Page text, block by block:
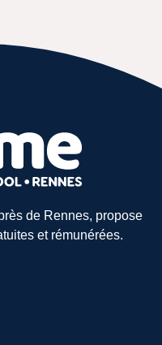
de Rennes, propose
et rémunérées.